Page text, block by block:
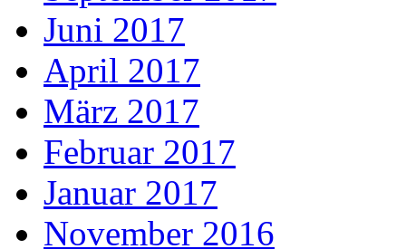
Juni 2017
April 2017
März 2017
Februar 2017
Januar 2017
November 2016